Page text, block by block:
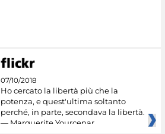
07/10/2018
Ho cercato la libertà più che la
potenza, e quest'ultima soltanto
perché, in parte, secondava la libertà.
— Marguerite Yourcenar